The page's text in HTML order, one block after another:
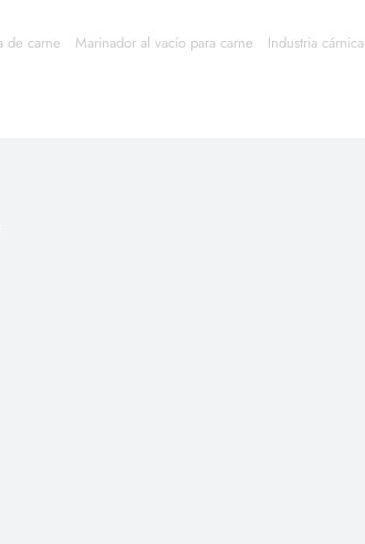
de carne Marinador al vacío para carne
Industria cárnica